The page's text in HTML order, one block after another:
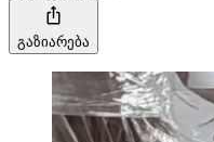
გაზიარება